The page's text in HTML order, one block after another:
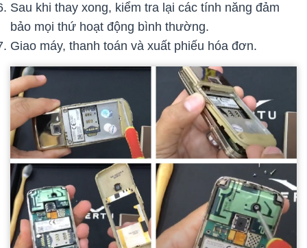
Sau khi thay xong, kiểm tra lại các tính năng đảm
bảo mọi thứ hoạt động bình thường.
Giao máy, thanh toán và xuất phiếu hóa đơn.